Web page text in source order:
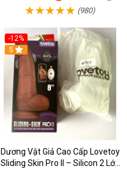
(980)
-12%
5
Dương Vật Giả Cao Cấp Lovetoy
Sliding Skin Pro II – Silicon 2 Lớp